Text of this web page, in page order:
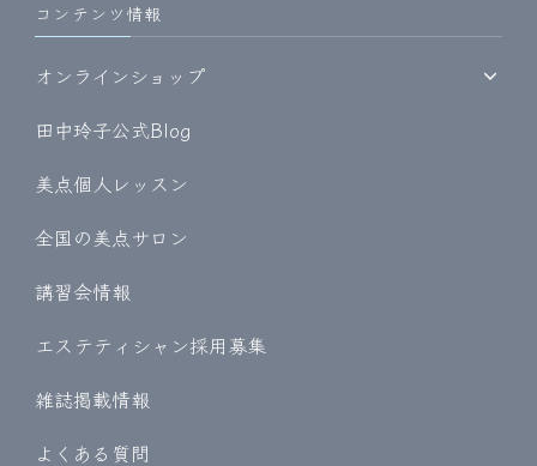
コンテンツ情報
オンラインショップ
田中玲子公式Blog
美点個人レッスン
全国の美点サロン
講習会情報
エステティシャン採用募集
雑誌掲載情報
よくある質問